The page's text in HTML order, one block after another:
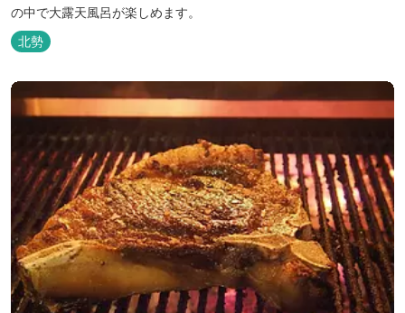
の中で大露天風呂が楽しめます。
北勢